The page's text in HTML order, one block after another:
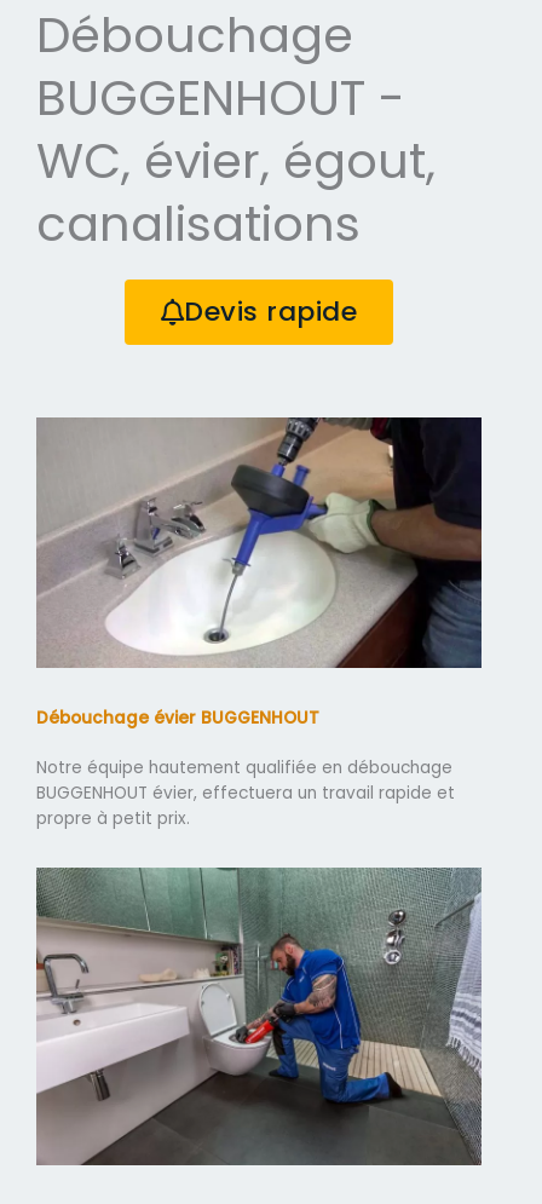
Débouchage
BUGGENHOUT -
WC, évier, égout,
canalisations
Devis rapide
Débouchage évier BUGGENHOUT
Notre équipe hautement qualifiée en débouchage
BUGGENHOUT évier, effectuera un travail rapide et
propre à petit prix.